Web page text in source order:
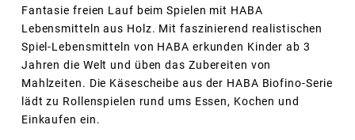
Fantasie freien Lauf beim Spielen mit HABA
Lebensmitteln aus Holz. Mit faszinierend realistischen
Spiel-Lebensmitteln von HABA erkunden Kinder ab 3
Jahren die Welt und üben das Zubereiten von
Mahlzeiten. Die Käsescheibe aus der HABA Biofino-Serie
lädt zu Rollenspielen rund ums Essen, Kochen und
Einkaufen ein.